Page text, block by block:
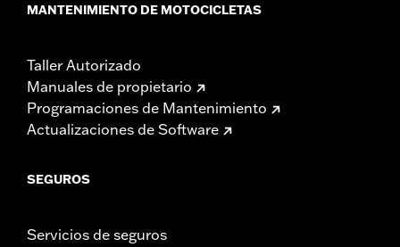
MANTENIMIENTO DE MOTOCICLETAS
Taller Autorizado
Manuales de propietario
Programaciones de Mantenimiento
Actualizaciones de Software
SEGUROS
Servicios de seguros